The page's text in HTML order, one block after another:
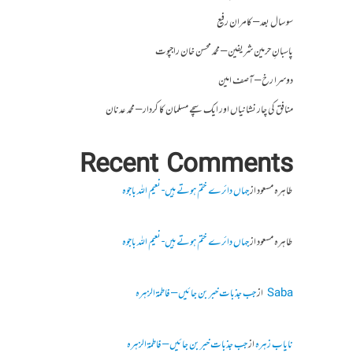
سو سال بعد – کامران رفیع
پاسبانِ حرمین شریفین – محمد محسن خان راجپوت
دوسرا رخ – آصف امین
منافق کی چار نشانیاں اور ایک سچے مسلمان کا کردار – محمد عدنان
Recent Comments
طاہرہ مسعودازجہاں دائرے ختم ہوتے ہیں- نعیم اللہ باجوہ
طاہرہ مسعودازجہاں دائرے ختم ہوتے ہیں- نعیم اللہ باجوہ
Sabaازجب جذبات خبر بن جائیں – فاطمۃالزہرہ
نایاب زہرہازجب جذبات خبر بن جائیں – فاطمۃالزہرہ